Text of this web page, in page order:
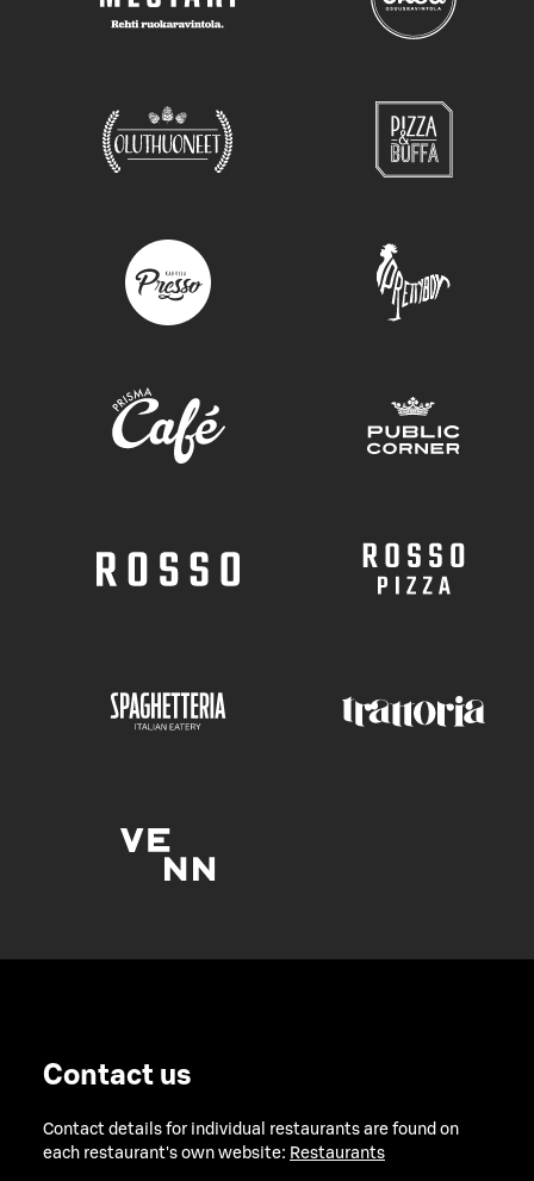
Contact us
Contact details for individual restaurants are found on
each restaurant's own website: Restaurants